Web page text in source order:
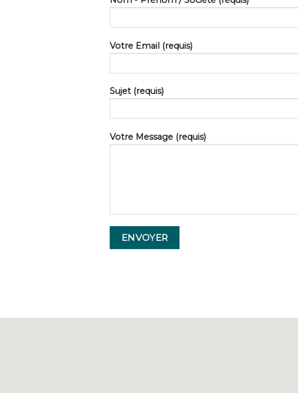
Votre Email (requis)
Sujet (requis)
Votre Message (requis)